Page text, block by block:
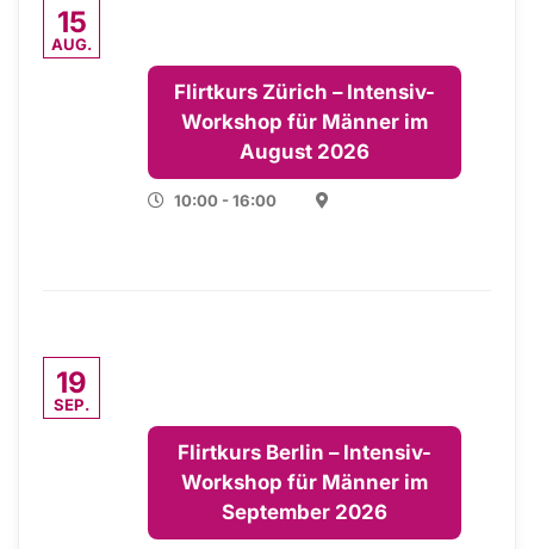
15
AUG.
Flirtkurs Zürich – Intensiv-
Workshop für Männer im
August 2026
10:00 - 16:00
19
SEP.
Flirtkurs Berlin – Intensiv-
Workshop für Männer im
September 2026